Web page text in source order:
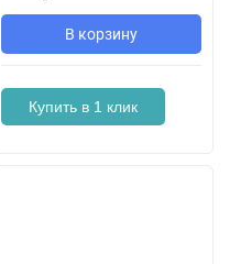
В корзину
Купить в 1 клик